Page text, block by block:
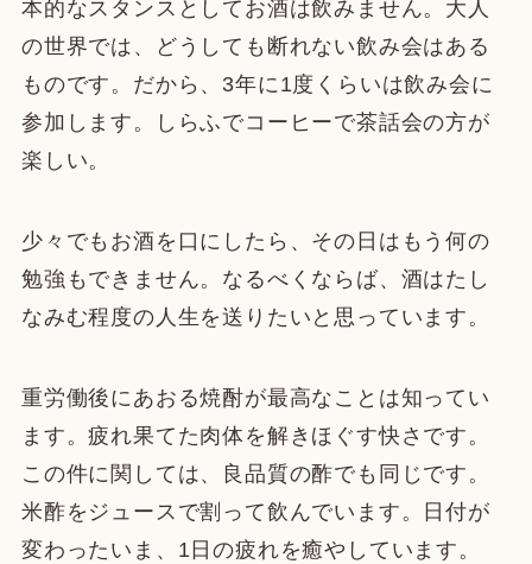
本的なスタンスとしてお酒は飲みません。大人
の世界では、どうしても断れない飲み会はある
ものです。だから、3年に1度くらいは飲み会に
参加します。しらふでコーヒーで茶話会の方が
楽しい。
少々でもお酒を口にしたら、その日はもう何の
勉強もできません。なるべくならば、酒はたし
なみむ程度の人生を送りたいと思っています。
重労働後にあおる焼酎が最高なことは知ってい
ます。疲れ果てた肉体を解きほぐす快さです。
この件に関しては、良品質の酢でも同じです。
米酢をジュースで割って飲んでいます。日付が
変わったいま、1日の疲れを癒やしています。